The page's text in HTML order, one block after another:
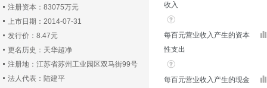
注册资本：83075万元
上市日期：2014-07-31
发行价：8.47元
更名历史：天华超净
注册地：江苏省苏州工业园区双马街99号
法人代表：陆建平
收入
每百元营业收入产生的资本
性支出
每百元营业收入产生的现金